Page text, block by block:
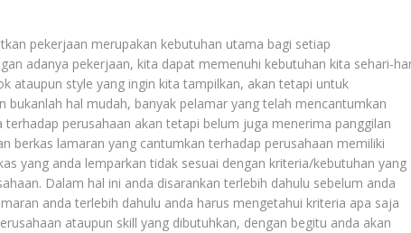
pekerjaan merupakan kebutuhan utama bagi setiap
adanya pekerjaan, kita dapat memenuhi kebutuhan kita sehari-
ataupun style yang ingin kita tampilkan, akan tetapi untuk
bukanlah hal mudah, banyak pelamar yang telah mencantumkan
terhadap perusahaan akan tetapi belum juga menerima panggilan
berkas lamaran yang cantumkan terhadap perusahaan memiliki
yang anda lemparkan tidak sesuai dengan kriteria/kebutuhan yang
Dalam hal ini anda disarankan terlebih dahulu sebelum anda
anda terlebih dahulu anda harus mengetahui kriteria apa saja
ataupun skill yang dibutuhkan, dengan begitu anda akan